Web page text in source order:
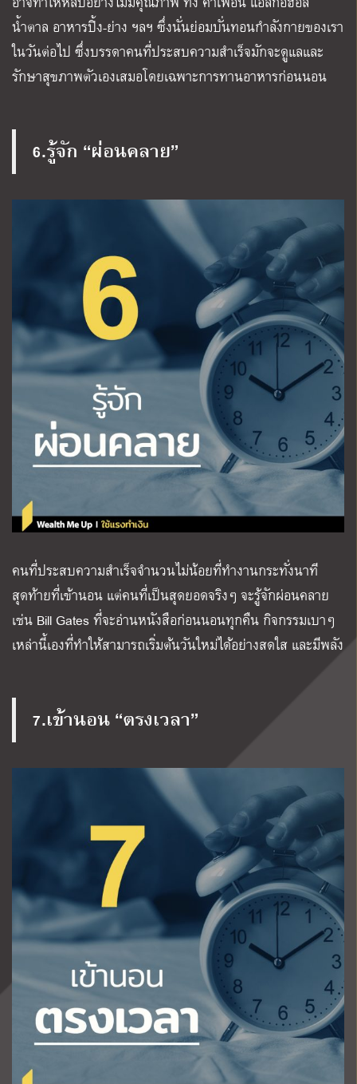
น้ำตาล อาหารปิ้ง-ย่าง ฯลฯ ซึ่งนั่นย่อมบั่นทอนกำลังกายของเรา
ในวันต่อไป ซึ่งบรรดาคนที่ประสบความสำเร็จมักจะดูแลและ
รักษาสุขภาพตัวเองเสมอโดยเฉพาะการทานอาหารก่อนนอน
6.รู้จัก “ผ่อนคลาย”
คนที่ประสบความสำเร็จจำนวนไม่น้อยที่ทำงานกระทั่งนาที
สุดท้ายที่เข้านอน แต่คนที่เป็นสุดยอดจริงๆ จะรู้จักผ่อนคลาย
เช่น Bill Gates ที่จะอ่านหนังสือก่อนนอนทุกคืน กิจกรรมเบาๆ
เหล่านี้เองที่ทำให้สามารถเริ่มต้นวันใหม่ได้อย่างสดใส และมีพลัง
7.เข้านอน “ตรงเวลา”